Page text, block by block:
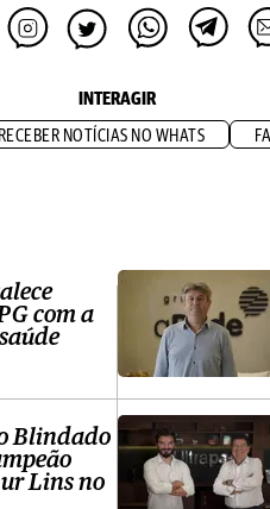
INTERAGIR
RECEBER NOTÍCIAS NO WHATS
com a
Blindado
Lins no